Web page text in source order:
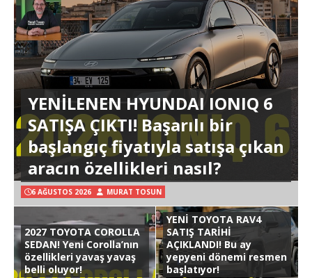
YENİLENEN HYUNDAI IONIQ 6
SATIŞA ÇIKTI! Başarılı bir
başlangıç fiyatıyla satışa çıkan
aracın özellikleri nasıl?
6 AĞUSTOS 2026 MURAT TOSUN
2027 TOYOTA COROLLA
SEDAN! Yeni Corolla’nın
özellikleri yavaş yavaş
belli oluyor!
YENİ TOYOTA RAV4
SATIŞ TARİHİ
AÇIKLANDI! Bu ay
yepyeni dönemi resmen
başlatıyor!